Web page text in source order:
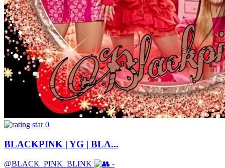
0
BLACKPINK | YG | BLΛ...
@BLACK_PINK_BLINK
-